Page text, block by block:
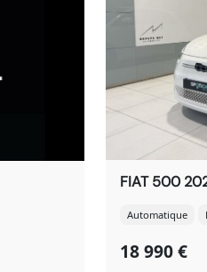
FIAT 500
Automatique
18 990 €